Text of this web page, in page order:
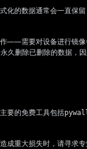
化的数据通常会一直保
——需要对设备进行镜
久删除已删除的数据，
要的免费工具包括
重大损失时，请寻求